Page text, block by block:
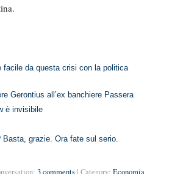
facile da questa crisi con la politica
Gerontius all’ex banchiere Passera
è invisibile
Basta, grazie. Ora fate sul serio.
3 comments | Category: Economia